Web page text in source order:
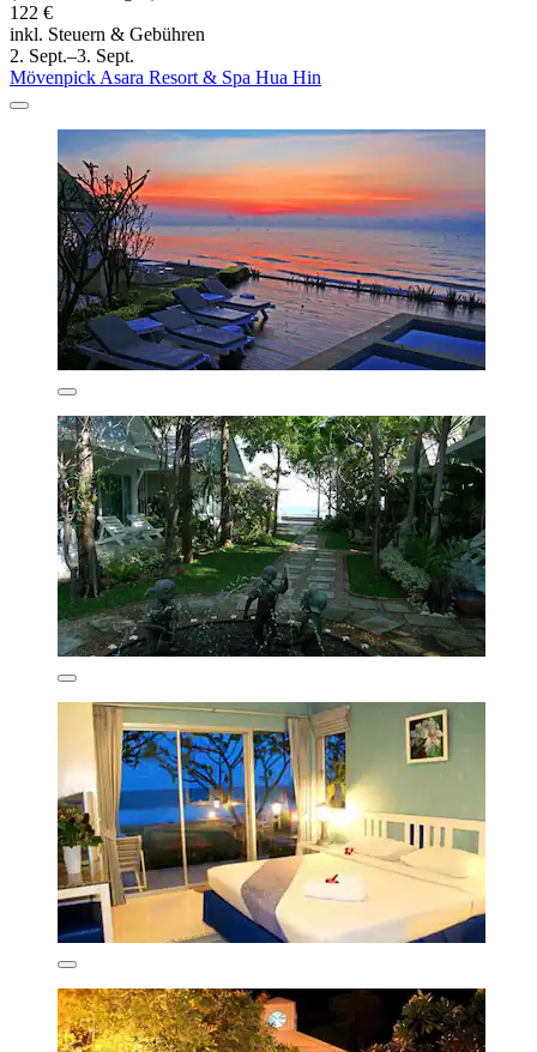
122 €
inkl. Steuern & Gebühren
2. Sept.–3. Sept.
Mövenpick Asara Resort & Spa Hua Hin